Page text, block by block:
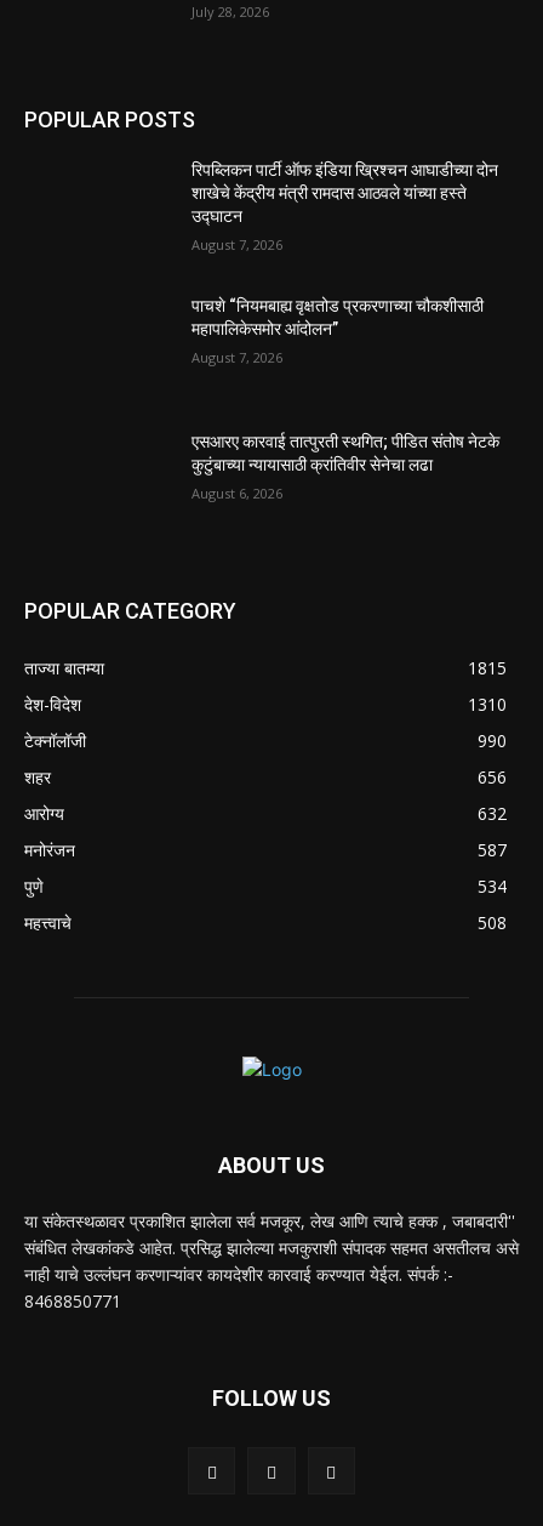
July 28, 2026
POPULAR POSTS
रिपब्लिकन पार्टी ऑफ इंडिया ख्रिश्चन आघाडीच्या दोन
शाखेचे केंद्रीय मंत्री रामदास आठवले यांच्या हस्ते
उद्घाटन
August 7, 2026
पाचशे “नियमबाह्य वृक्षतोड प्रकरणाच्या चौकशीसाठी
महापालिकेसमोर आंदोलन”
August 7, 2026
एसआरए कारवाई तात्पुरती स्थगित; पीडित संतोष नेटके
कुटुंबाच्या न्यायासाठी क्रांतिवीर सेनेचा लढा
August 6, 2026
POPULAR CATEGORY
ताज्या बातम्या
1815
देश-विदेश
1310
टेक्नॉलॉजी
990
शहर
656
आरोग्य
632
मनोरंजन
587
पुणे
534
महत्त्वाचे
508
ABOUT US
या संकेतस्थळावर प्रकाशित झालेला सर्व मजकूर, लेख आणि त्याचे हक्क , जबाबदारी''
संबंधित लेखकांकडे आहेत. प्रसिद्ध झालेल्या मजकुराशी संपादक सहमत असतीलच असे
नाही याचे उल्लंघन करणाऱ्यांवर कायदेशीर कारवाई करण्यात येईल. संपर्क :-
8468850771
FOLLOW US